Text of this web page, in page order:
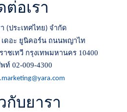
ต่อเรา
(ประเทศไทย) จำกัด
เดอะ ยูนิคอร์น ถนนพญาไท
ชเทวี กรุงเทพมหานคร 10400
ท์ 02-009-4300
กับยารา